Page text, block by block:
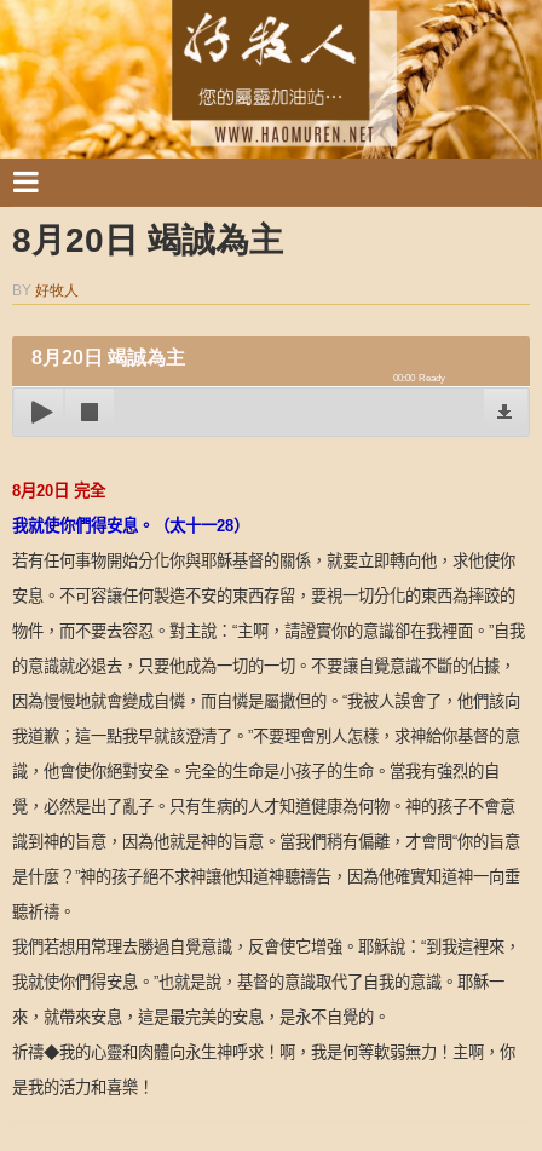
8月20日 竭誠為主
BY 好牧人
8月20日 竭誠為主
00:00 Ready
8月 20 日 完全
我就使你們得安息。（太十一28）
若有任何事物開始分化你與耶穌基督的關係，就要立即轉向他，求他使你
安息。不可容讓任何製造不安的東西存留，要視一切分化的東西為摔跤的
物件，而不要去容忍。對主說：“主啊，請證實你的意識卻在我裡面。”自我
的意識就必退去，只要他成為一切的一切。不要讓自覺意識不斷的佔據，
因為慢慢地就會變成自憐，而自憐是屬撒但的。“我被人誤會了，他們該向
我道歉；這一點我早就該澄清了。”不要理會別人怎樣，求神給你基督的意
識，他會使你絕對安全。完全的生命是小孩子的生命。當我有強烈的自
覺，必然是出了亂子。只有生病的人才知道健康為何物。神的孩子不會意
識到神的旨意，因為他就是神的旨意。當我們稍有偏離，才會問“你的旨意
是什麼？”神的孩子絕不求神讓他知道神聽禱告，因為他確實知道神一向垂
聽祈禱。
我們若想用常理去勝過自覺意識，反會使它增強。耶穌說：“到我這裡來，
我就使你們得安息。”也就是說，基督的意識取代了自我的意識。耶穌一
來，就帶來安息，這是最完美的安息，是永不自覺的。
祈禱◆我的心靈和肉體向永生神呼求！啊，我是何等軟弱無力！主啊，你
是我的活力和喜樂！